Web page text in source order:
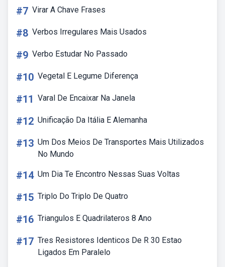
#7 Virar A Chave Frases
#8 Verbos Irregulares Mais Usados
#9 Verbo Estudar No Passado
#10 Vegetal E Legume Diferença
#11 Varal De Encaixar Na Janela
#12 Unificação Da Itália E Alemanha
#13 Um Dos Meios De Transportes Mais Utilizados
No Mundo
#14 Um Dia Te Encontro Nessas Suas Voltas
#15 Triplo Do Triplo De Quatro
#16 Triangulos E Quadrilateros 8 Ano
#17 Tres Resistores Identicos De R 30 Estao
Ligados Em Paralelo